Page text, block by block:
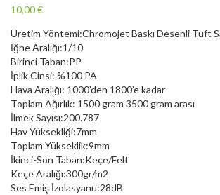
10,00€
Üretim Yöntemi:Chromojet Baskı Desenli Tuft
İğne Aralığı:1/10
Birinci Taban:PP
İplik Cinsi: %100 PA
Hava Aralığı: 1000’den 1800’e kadar
Toplam Ağırlık: 1500 gram 3500 gram arası
İlmek Sayısı:200.787
Hav Yüksekliği:7mm
Toplam Yükseklik:9mm
İkinci-Son Taban:Keçe/Felt
Keçe Aralığı:300gr/m2
Ses Emiş İzolasyanu:28dB